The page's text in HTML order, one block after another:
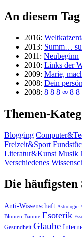
An diesem Tag
2016:
2013: Summ…
2011: Neubeginn
2010: Links der
2009: Marie,
2008: Dein
2008: 8 8 8 ∞ 8 8
Themen-
Blogging
Freizeit&Sport
Literatur&Kunst Musik
Verschiedenes
Die
Anti-Wissenschaft Astrologie
Blumen Bäume Esoterik
Gesundheit Glaube